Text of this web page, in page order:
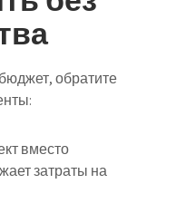
обратите
вместо
затраты на